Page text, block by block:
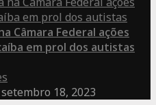
Câmara Federal ações
em prol dos autistas
setembro 18, 2023